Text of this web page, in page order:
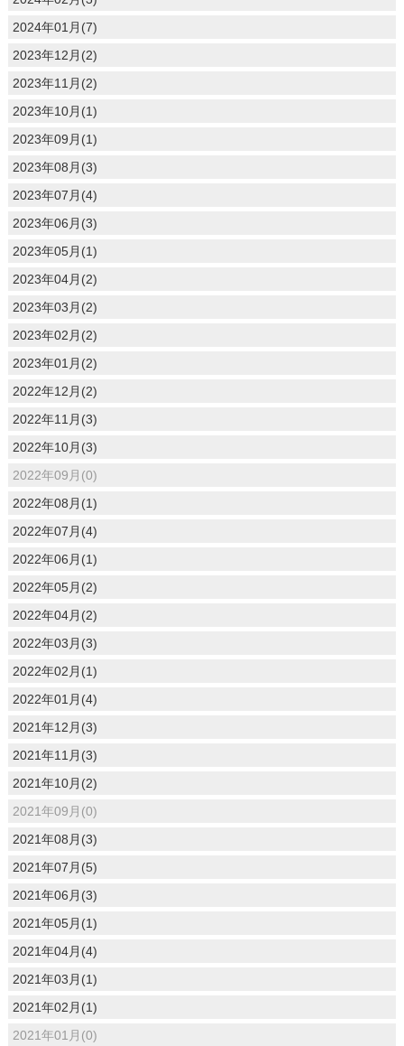
2024年01月(7)
2023年12月(2)
2023年11月(2)
2023年10月(1)
2023年09月(1)
2023年08月(3)
2023年07月(4)
2023年06月(3)
2023年05月(1)
2023年04月(2)
2023年03月(2)
2023年02月(2)
2023年01月(2)
2022年12月(2)
2022年11月(3)
2022年10月(3)
2022年09月(0)
2022年08月(1)
2022年07月(4)
2022年06月(1)
2022年05月(2)
2022年04月(2)
2022年03月(3)
2022年02月(1)
2022年01月(4)
2021年12月(3)
2021年11月(3)
2021年10月(2)
2021年09月(0)
2021年08月(3)
2021年07月(5)
2021年06月(3)
2021年05月(1)
2021年04月(4)
2021年03月(1)
2021年02月(1)
2021年01月(0)